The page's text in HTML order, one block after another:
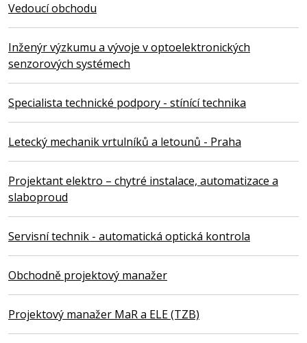
Vedoucí obchodu
Inženýr výzkumu a vývoje v optoelektronických
senzorových systémech
Specialista technické podpory - stínící technika
Letecký mechanik vrtulníků a letounů - Praha
Projektant elektro – chytré instalace, automatizace a
slaboproud
Servisní technik - automatická optická kontrola
Obchodně projektový manažer
Projektový manažer MaR a ELE (TZB)